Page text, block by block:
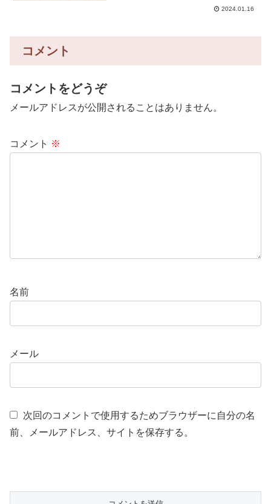
ら。が、その定説が覆るとした...2024.01.16
コメント
コメントをどうぞ
メールアドレスが公開されることはありません。
コメント ※
名前
メール
次回のコメントで使用するためブラウザーに自分の名
前、メールアドレス、サイトを保存する。